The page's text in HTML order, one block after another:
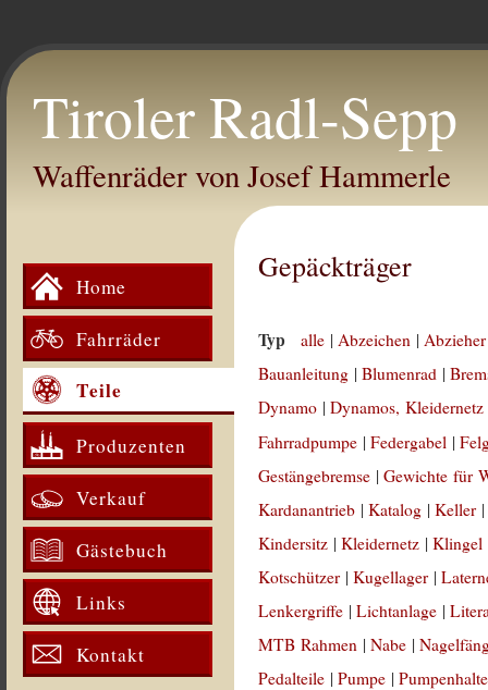
Tiroler Radl-Sepp
Waffenräder von Josef Hammerle
Home
Fahrräder
Teile
Produzenten
Verkauf
Gästebuch
Links
Kontakt
Gepäckträger
Typ alle |Abzeichen |
Bauanleitung |Blumenrad |
Dynamo |Dynamos, Kleidernetz
Fahrradpumpe |Federgabel |
Gestängebremse |Gewichte für
Kardanantrieb |Katalog |Keller
Kindersitz |Kleidernetz |Klingel
Kotschützer |Kugellager |
Lenkergriffe |Lichtanlage |
MTB Rahmen |Nabe |
Pedalteile |Pumpe |